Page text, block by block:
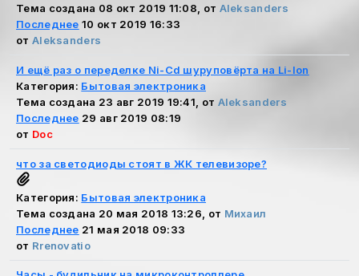
Тема создана 08 окт 2019 11:08, от Aleksanders
Последнее 10 окт 2019 16:33
от Aleksanders
И ещё раз о переделке Ni-Cd шуруповёрта на Li-Ion
Категория: Бытовая электроника
Тема создана 23 авг 2019 19:41, от Aleksanders
Последнее 29 авг 2019 08:19
от Doc
что за светодиоды стоят в ЖК телевизоре?
Категория: Бытовая электроника
Тема создана 20 мая 2018 13:26, от Михаил
Последнее 21 мая 2018 09:33
от Rrenovatio